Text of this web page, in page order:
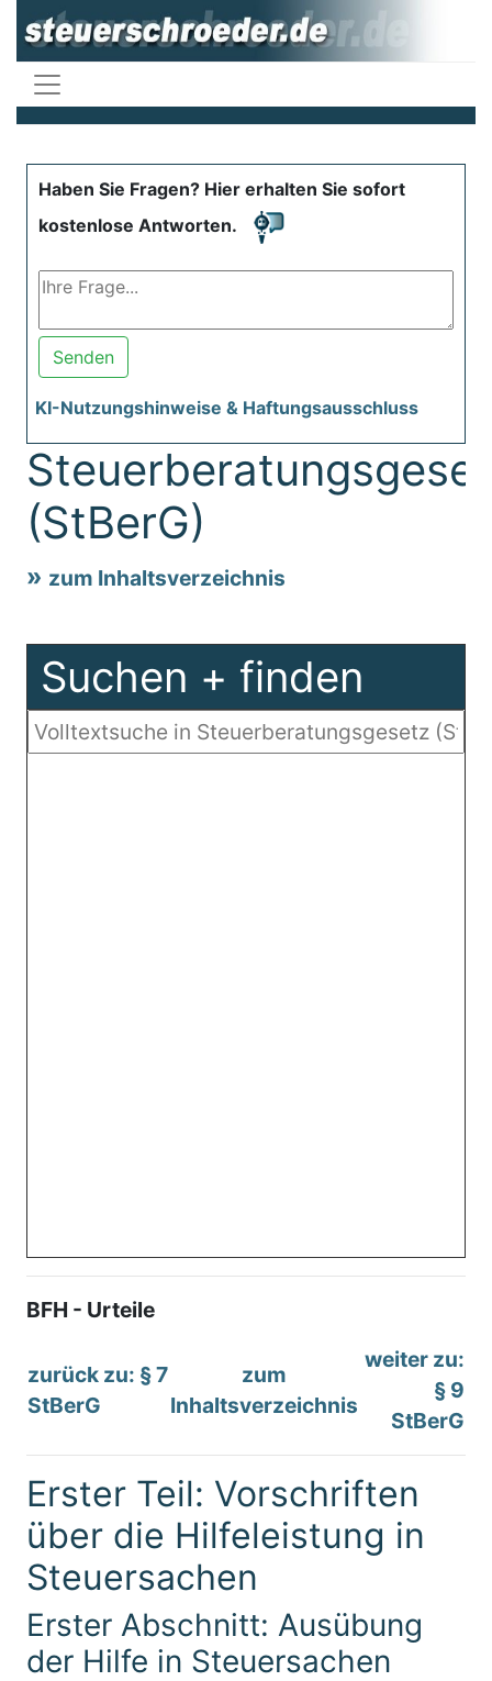
Haben Sie Fragen? Hier erhalten Sie sofort
kostenlose Antworten.
Senden
KI-Nutzungshinweise & Haftungsausschluss
(StBerG)
zum Inhaltsverzeichnis
Suchen + finden
BFH - Urteile
zurück zu: § 7
StBerG
zum
Inhaltsverzeichnis
weiter zu:
§ 9
StBerG
Erster Teil: Vorschriften
über die Hilfeleistung in
Steuersachen
Erster Abschnitt: Ausübung
der Hilfe in Steuersachen